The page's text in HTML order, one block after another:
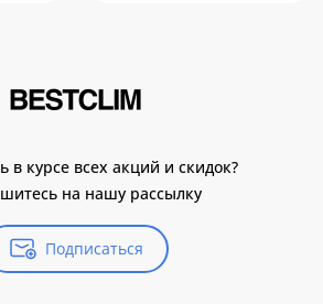
в курсе всех акций и скидок?
на нашу рассылку
Подписаться